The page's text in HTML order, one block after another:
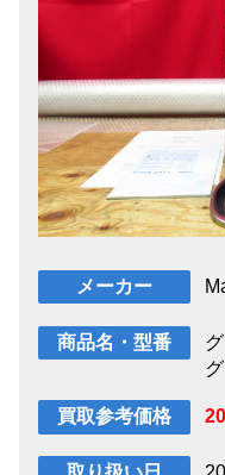
メーカー
商品名・型番
買取参考価格